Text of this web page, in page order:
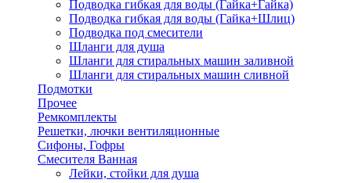
Подводка гибкая для воды (Гайка+Гайка)
Подводка гибкая для воды (Гайка+Шлиц)
Подводка под смесители
Шланги для душа
Шланги для стиральных машин заливной
Шланги для стиральных машин сливной
Подмотки
Прочее
Ремкомплекты
Решетки, лючки вентиляционные
Сифоны, Гофры
Смесителя Ванная
Лейки, стойки для душа